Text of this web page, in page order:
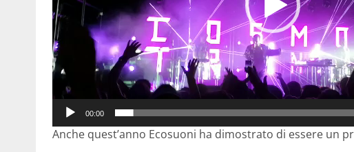
00:00
Anche quest’anno Ecosuoni ha dimostrato di essere un